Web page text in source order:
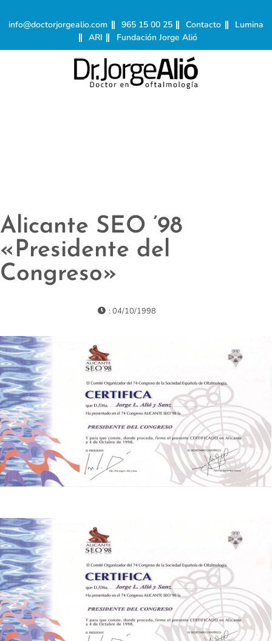
info@doctorjorgealio.com 965 15 00 25 Contacto
Lumina
ARI
Fundación Jorge Alió
Alicante SEO ’98
«Presidente del
Congreso»
: 04/10/1998